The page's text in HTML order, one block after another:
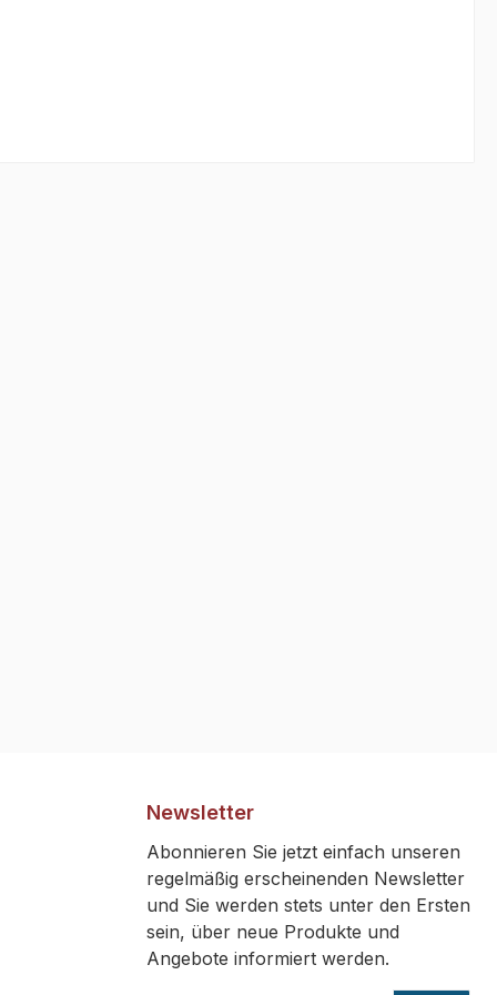
Newsletter
Abonnieren Sie jetzt einfach unseren
regelmäßig erscheinenden Newsletter
und Sie werden stets unter den Ersten
sein, über neue Produkte und
Angebote informiert werden.